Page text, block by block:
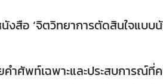
งสือ ‘จิตวิทยาการตัดสินใจแบบ
ำศัพท์เฉพาะและประสบการณ์ที่